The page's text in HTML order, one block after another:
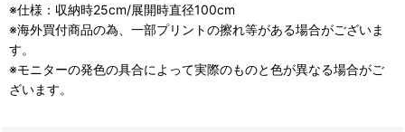
※仕様：収納時25cm/展開時直径100cm
※海外買付商品の為、一部プリントの擦れ等がある場合がございま
す。
※モニターの発色の具合によって実際のものと色が異なる場合がご
ざいます。